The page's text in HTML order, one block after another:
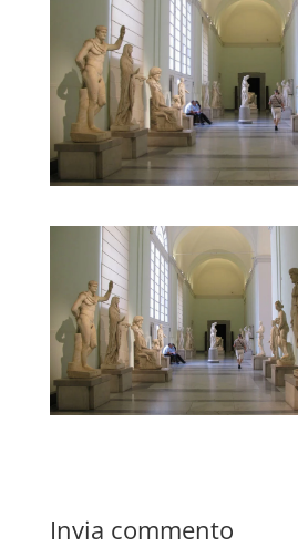
Invia commento